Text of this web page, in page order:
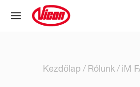
Kezdőlap Rólunk iM
Süti preferenciák